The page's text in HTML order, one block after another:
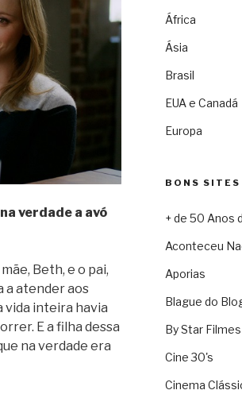
verdade a avó
Beth, e o pai,
a atender aos
vida inteira havia
E a filha dessa
na verdade era
África
Ásia
Brasil
EUA e Canadá
Europa
BONS SITES
+ de 50 Anos
Aconteceu
Aporias
Blague do
By Star Filmes
Cine 30's
Cinema